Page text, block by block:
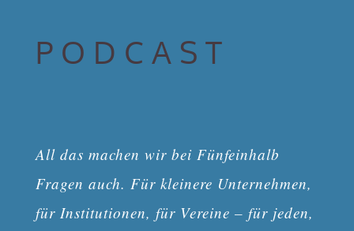
PODCAST
All das machen wir bei Fünfeinhalb
Fragen auch. Für kleinere Unternehmen,
für Institutionen, für Vereine – für jeden,